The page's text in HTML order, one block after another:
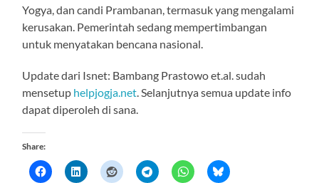
Yogya, dan candi Prambanan, termasuk yang mengalami
kerusakan. Pemerintah sedang mempertimbangan
untuk menyatakan bencana nasional.
Update dari Isnet: Bambang Prastowo et.al. sudah
mensetup helpjogja.net . Selanjutnya semua update info
dapat diperoleh di sana.
Share: